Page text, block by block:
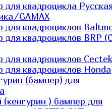
для квадроцикла
GAMAX
для квадроциклов
для квадроциклов BRP
для квадроциклов Cectek
для квадроциклов Honda
(бампер) для
(кенгурин ) бампер для